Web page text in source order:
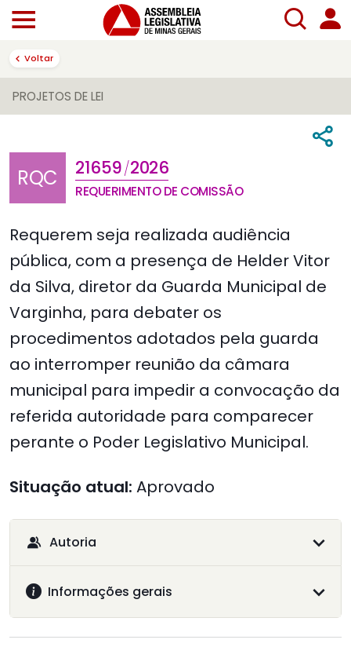
Voltar
PROJETOS DE LEI
RQC 21659/2026
REQUERIMENTO DE COMISSÃO
Requerem seja realizada audiência
pública, com a presença de Helder Vitor
da Silva, diretor da Guarda Municipal de
Varginha, para debater os
procedimentos adotados pela guarda
ao interromper reunião da câmara
municipal para impedir a convocação da
referida autoridade para comparecer
perante o Poder Legislativo Municipal.
Situação atual: Aprovado
Autoria
Informações gerais